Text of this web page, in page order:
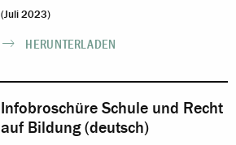
(Juli 2023)
HERUNTERLADEN
Infobroschüre Schule und Recht
auf Bildung (deutsch)